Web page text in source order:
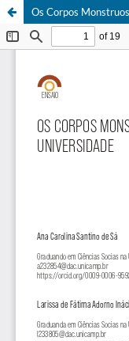
Os Corpos